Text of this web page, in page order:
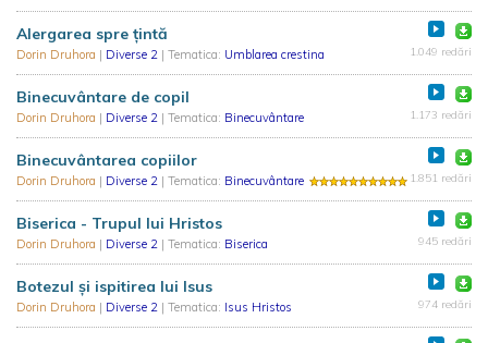
Alergarea spre țintă
Dorin Druhora | Diverse 2 | Tematica: Umblarea crestina 1.049 redări
Binecuvântare de copil
Dorin Druhora | Diverse 2 | Tematica: Binecuvântare 1.173 redări
Binecuvântarea copiilor
Dorin Druhora | Diverse 2 | Tematica: Binecuvântare 1.851 redări
Biserica - Trupul lui Hristos
Dorin Druhora | Diverse 2 | Tematica: Biserica 945 redări
Botezul și ispitirea lui Isus
Dorin Druhora | Diverse 2 | Tematica: Isus Hristos 974 redări